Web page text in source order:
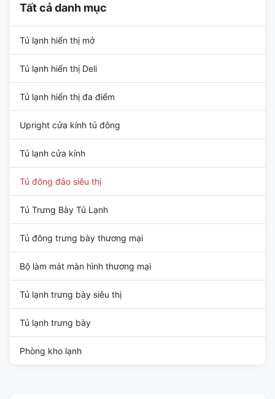
Tất cả danh mục
Tủ lạnh hiển thị mở
Tủ lạnh hiển thị Deli
Tủ lạnh hiển thị đa điểm
Upright cửa kính tủ đông
Tủ lạnh cửa kính
Tủ đông đảo siêu thị
Tủ Trưng Bày Tủ Lạnh
Tủ đông trưng bày thương mại
Bộ làm mát màn hình thương mại
Tủ lạnh trưng bày siêu thị
Tủ lạnh trưng bày
Phòng kho lạnh